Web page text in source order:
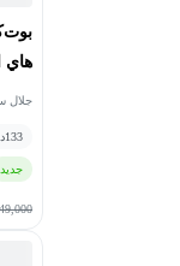
هاي
جلال
133
جدید